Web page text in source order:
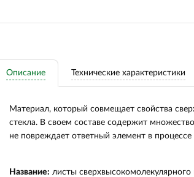
Описание Технические характеристики
Материал, который совмещает свойства
стекла. В своем составе содержит
не повреждает ответный элемент в
Название: листы